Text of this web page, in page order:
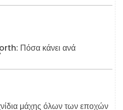
Πόσα κάνει ανά
μάχης όλων των εποχών